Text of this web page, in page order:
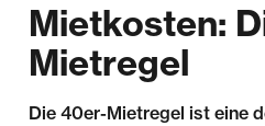
Mietkosten:
Mietregel
Die 40er-Mietregel ist eine